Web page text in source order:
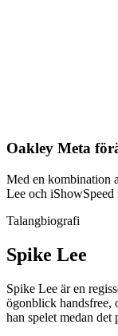
Oakley Meta
Med en kombination
Lee och iShowSpeed
Talangbiografi
Spike Lee
Spike Lee är en
ögonblick handsfree,
han spelet medan